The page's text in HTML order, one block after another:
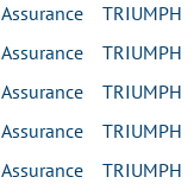
Assurance
Assurance TRIUMPH
Assurance TRIUMPH
Assurance TRIUMPH
Assurance TRIUMPH